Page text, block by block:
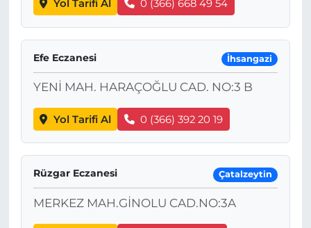
Yol Tarifi Al 0 (366) 668 49 54
Efe Eczanesi İhsangazi
YENİ MAH. HARAÇOĞLU CAD. NO:3 B
Yol Tarifi Al 0 (366) 392 20 19
Rüzgar Eczanesi Çatalzeytin
MERKEZ MAH.GİNOLU CAD.NO:3A